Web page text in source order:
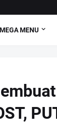
MEGA MENU